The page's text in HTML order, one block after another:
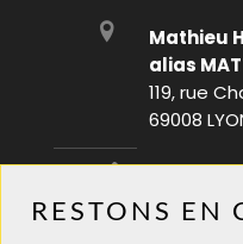
Mathieu
alias
119, rue
69008
RESTONS EN